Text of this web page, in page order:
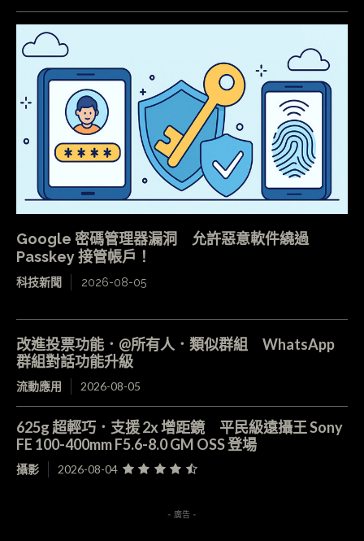
Google 密碼管理器漏洞 允許惡意軟件繞過
Passkey 接管帳戶！
科技新聞 2026-08-05
改進投票功能．@所有人．類似群組 WhatsApp
群組對話功能升級
流動應用 2026-08-05
625g 超輕巧．支援 2x 增距鏡 平民級遠攝王 Sony
FE 100-400mm F5.6-8.0 GM OSS 登場
攝影 2026-08-04
- 廣告 -